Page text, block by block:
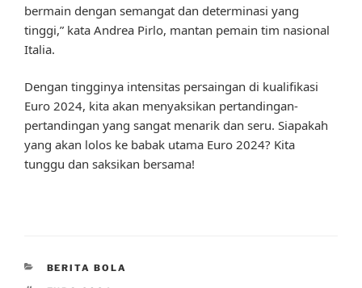
bermain dengan semangat dan determinasi yang
tinggi,” kata Andrea Pirlo, mantan pemain tim nasional
Italia.
Dengan tingginya intensitas persaingan di kualifikasi
Euro 2024, kita akan menyaksikan pertandingan-
pertandingan yang sangat menarik dan seru. Siapakah
yang akan lolos ke babak utama Euro 2024? Kita
tunggu dan saksikan bersama!
CATEGORIES
BERITA BOLA